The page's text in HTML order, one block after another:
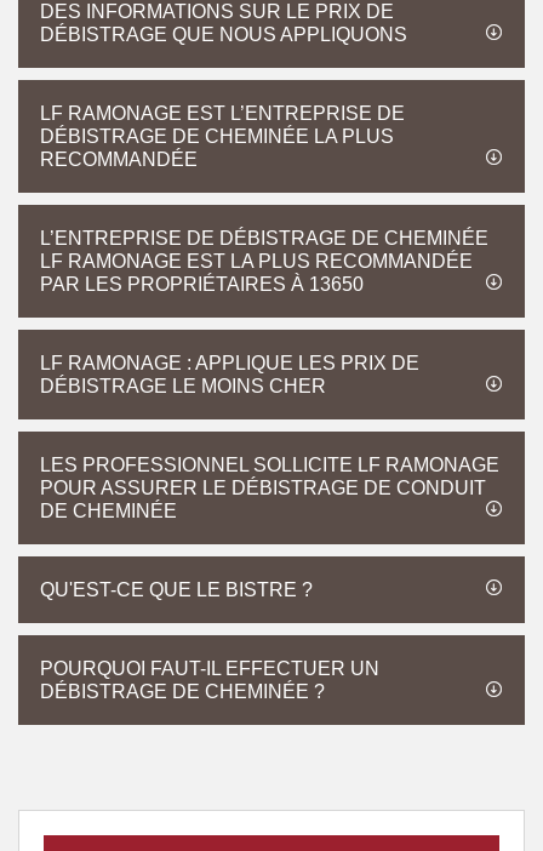
DES INFORMATIONS SUR LE PRIX DE
DÉBISTRAGE QUE NOUS APPLIQUONS
LF RAMONAGE EST L’ENTREPRISE DE
DÉBISTRAGE DE CHEMINÉE LA PLUS
RECOMMANDÉE
L’ENTREPRISE DE DÉBISTRAGE DE CHEMINÉE
LF RAMONAGE EST LA PLUS RECOMMANDÉE
PAR LES PROPRIÉTAIRES À 13650
LF RAMONAGE : APPLIQUE LES PRIX DE
DÉBISTRAGE LE MOINS CHER
LES PROFESSIONNEL SOLLICITE LF RAMONAGE
POUR ASSURER LE DÉBISTRAGE DE CONDUIT
DE CHEMINÉE
QU'EST-CE QUE LE BISTRE ?
POURQUOI FAUT-IL EFFECTUER UN
DÉBISTRAGE DE CHEMINÉE ?